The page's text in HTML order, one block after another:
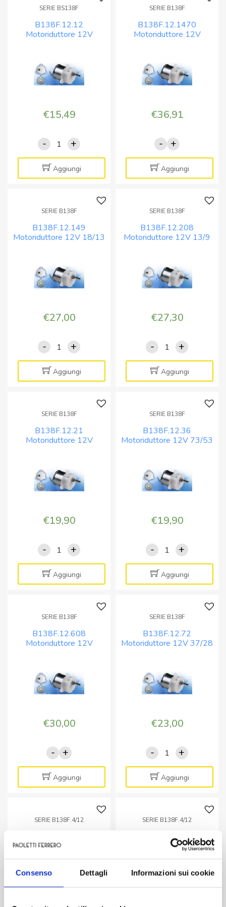
Consenso Dettagli Informazioni sui cookie
SERIE BS138F
B138F.12.12
Motoriduttore 12V
€15,49
-
B138F.12.12
Motoriduttore
12V
220/155
+
Aggiungi
SERIE B138F
B138F.12.1470
Motoriduttore 12V
€36,91
-
B138F.12.1470
Motoriduttore
12V
1,8/1,6
+
Aggiungi
SERIE B138F
B138F.12.149
Motoriduttore 12V 18/13
€27,00
-
B138F.12.149
Motoriduttore
12V
18/13
+
Aggiungi
SERIE B138F
B138F.12.208
Motoriduttore 12V 13/9
€27,30
-
B138F.12.208
Motoriduttore
12V
13/9
+
Aggiungi
SERIE B138F
B138F.12.21
Motoriduttore 12V
€19,90
-
B138F.12.21
Motoriduttore
12V
125/85
+
Aggiungi
SERIE B138F
B138F.12.36
Motoriduttore 12V 73/53
€19,90
-
B138F.12.36
Motoriduttore
12V
73/53
+
Aggiungi
SERIE B138F
B138F.12.608
Motoriduttore 12V
€30,00
-
B138F.12.608
Motoriduttore
12V
4,3/3,3
+
Aggiungi
SERIE B138F
B138F.12.72
Motoriduttore 12V 37/28
€23,00
-
B138F.12.72
Motoriduttore
12V
37/28
+
Aggiungi
SERIE B138F.4/12
Motoriduttore 12V
SERIE B138F.4/12
B138F.4/12.149
Motoriduttor 12V 27/20